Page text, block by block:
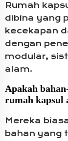
Rumah
dibina yang
kecekapan
dengan
modular,
alam.
Apakah
rumah kapsul
Mereka
bahan yang